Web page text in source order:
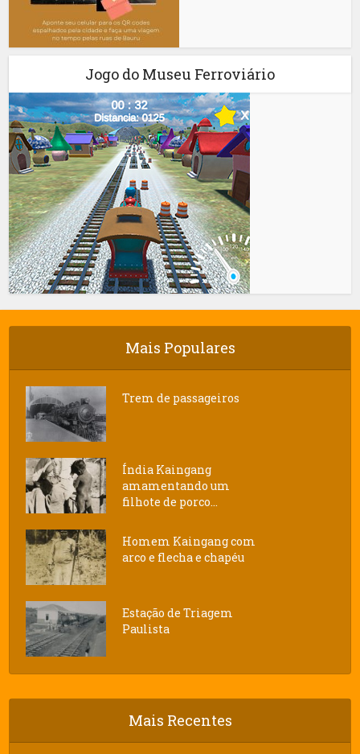
Jogo do Museu Ferroviário
Mais Populares
Trem de passageiros
Índia Kaingang
amamentando um
filhote de porco...
Homem Kaingang com
arco e flecha e chapéu
Estação de Triagem
Paulista
Mais Recentes